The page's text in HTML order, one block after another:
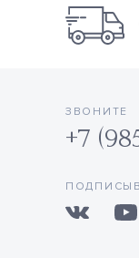
ЗВОНИТЕ
+7